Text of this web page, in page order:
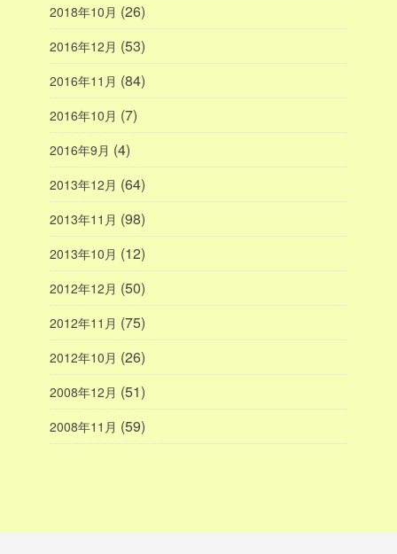
2018年10月 (26)
2016年12月 (53)
2016年11月 (84)
2016年10月 (7)
2016年9月 (4)
2013年12月 (64)
2013年11月 (98)
2013年10月 (12)
2012年12月 (50)
2012年11月 (75)
2012年10月 (26)
2008年12月 (51)
2008年11月 (59)